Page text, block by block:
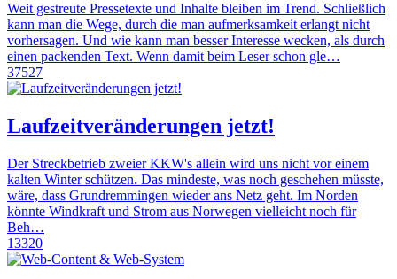
Weit gestreute Pressetexte und Inhalte bleiben im Trend. Schließlich
kann man die Wege, durch die man aufmerksamkeit erlangt nicht
vorhersagen. Und wie kann man besser Interesse wecken, als durch
einen packenden Text. Wenn damit beim Leser schon gle…
37527
Laufzeitveränderungen jetzt!
Der Streckbetrieb zweier KKW's allein wird uns nicht vor einem
kalten Winter schützen. Das mindeste, was noch geschehen müsste,
wäre, dass Grundremmingen wieder ans Netz geht. Im Norden
könnte Windkraft und Strom aus Norwegen vielleicht noch für
Beh…
13320